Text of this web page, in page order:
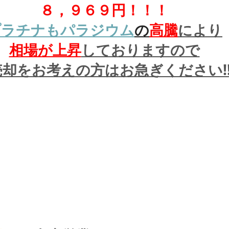
８，９６９円！！！
チナもパラジウムの高騰により
相場が上昇しておりますので
をお考えの方はお急ぎください